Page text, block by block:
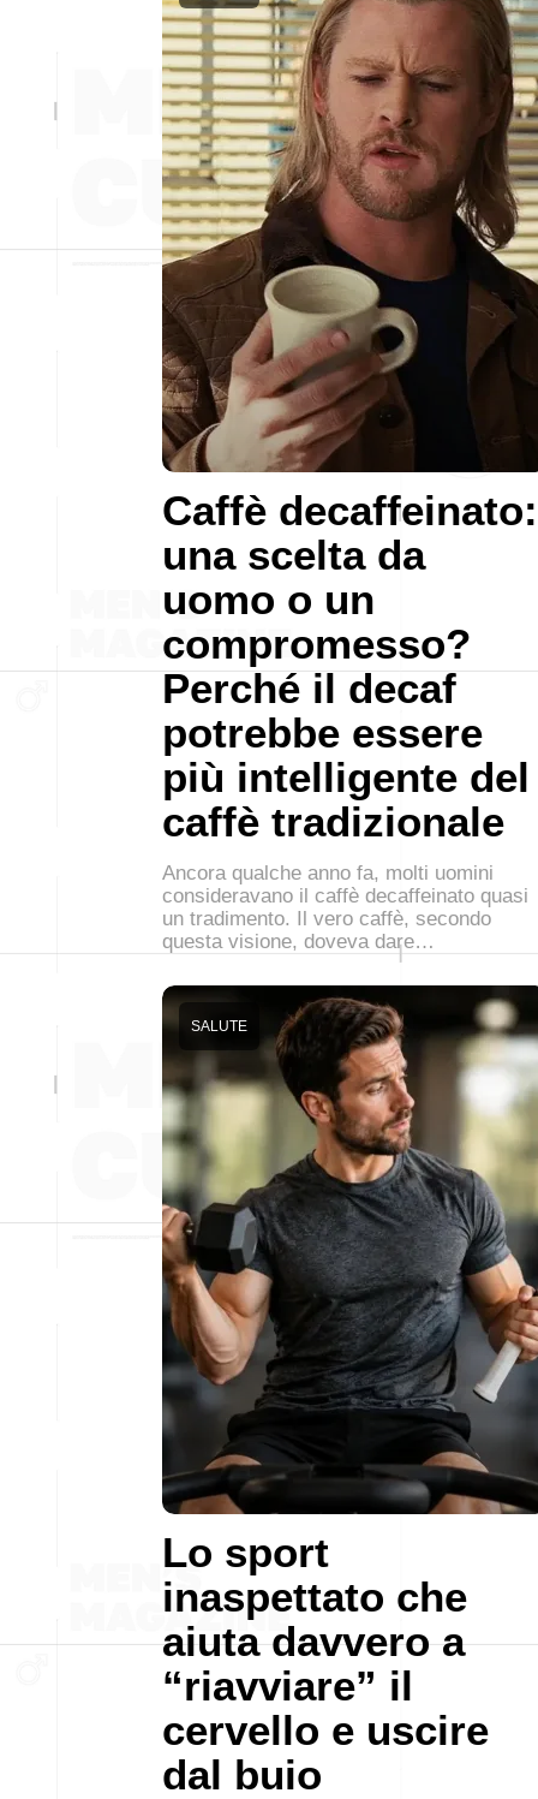
Caffè decaffeinato:
una scelta da
uomo o un
compromesso?
Perché il decaf
potrebbe essere
più intelligente del
caffè tradizionale
Ancora qualche anno fa, molti uomini
consideravano il caffè decaffeinato quasi
un tradimento. Il vero caffè, secondo
questa visione, doveva dare…
Lo sport
inaspettato che
aiuta davvero a
“riavviare” il
cervello e uscire
dal buio
SALUTE